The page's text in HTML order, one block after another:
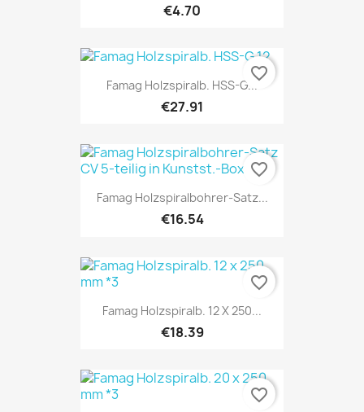
€4.70
Famag Holzspiralb. HSS-G...
€27.91
favorite_border
Famag Holzspiralbohrer-Satz...
€16.54
favorite_border
Famag Holzspiralb. 12 X 250...
€18.39
favorite_border
favorite_border